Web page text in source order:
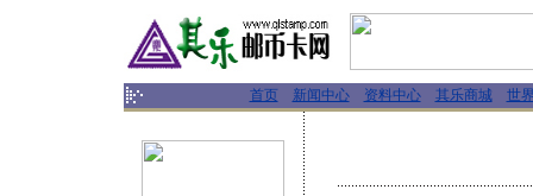
首页 新闻中心 资料中心 其乐商城 世